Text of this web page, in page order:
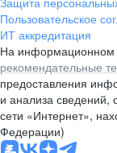
Пользовательское
ИТ аккредитация
На информационном
рекомендательные
предоставления
и анализа сведений,
сети «Интернет»,
Федерации)